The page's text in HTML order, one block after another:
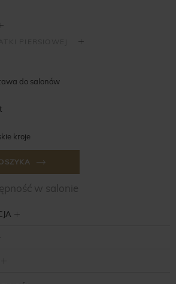
do salonów
kroje
w salonie